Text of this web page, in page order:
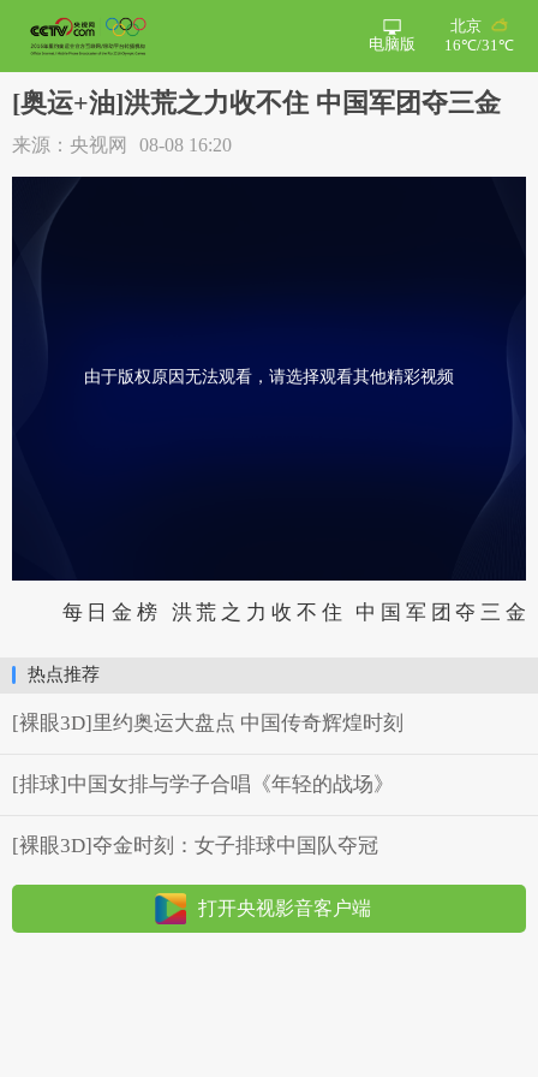
北京
16℃/31℃
电脑版
[奥运+油]洪荒之力收不住 中国军团夺三金
来源：央视网 08-08 16:20
由于版权原因无法观看，请选择观看其他精彩视频
每日金榜 洪荒之力收不住 中国军团夺三金
热点推荐
[裸眼3D]里约奥运大盘点 中国传奇辉煌时刻
[排球]中国女排与学子合唱《年轻的战场》
[裸眼3D]夺金时刻：女子排球中国队夺冠
打开央视影音客户端